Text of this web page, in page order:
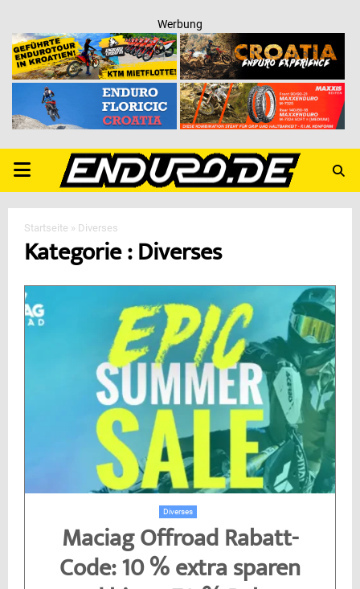
Werbung
PRIMARY
MENU
Startseite » Diverses
Kategorie : Diverses
Diverses
Maciag Offroad Rabatt-
Code: 10 % extra sparen